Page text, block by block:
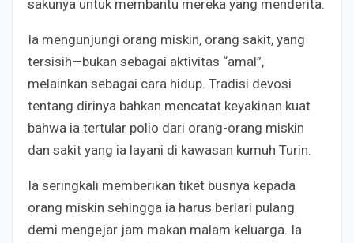
sakunya untuk membantu mereka yang menderita.
Ia mengunjungi orang miskin, orang sakit, yang
tersisih—bukan sebagai aktivitas “amal”,
melainkan sebagai cara hidup. Tradisi devosi
tentang dirinya bahkan mencatat keyakinan kuat
bahwa ia tertular polio dari orang-orang miskin
dan sakit yang ia layani di kawasan kumuh Turin.
Ia seringkali memberikan tiket busnya kepada
orang miskin sehingga ia harus berlari pulang
demi mengejar jam makan malam keluarga. Ia